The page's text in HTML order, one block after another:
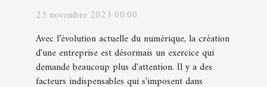
23 novembre 2023 00:00
Avec l’évolution actuelle du numérique, la création
d'une entreprise est désormais un exercice qui
demande beaucoup plus d'attention. Il y a des
facteurs indispensables qui s'imposent dans